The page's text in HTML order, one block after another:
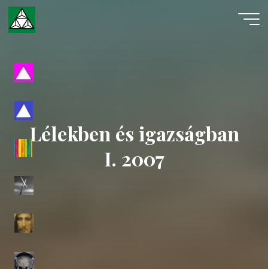
Skip
content
Lélekben és igazságban
I. 2007